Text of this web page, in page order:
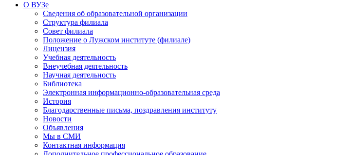
О ВУЗе
Сведения об образовательной организации
Структура филиала
Совет филиала
Положение о Лужском институте (филиале)
Лицензия
Учебная деятельность
Внеучебная деятельность
Научная деятельность
Библиотека
Электронная информационно-образовательная среда
История
Благодарственные письма, поздравления институту
Новости
Объявления
Мы в СМИ
Контактная информация